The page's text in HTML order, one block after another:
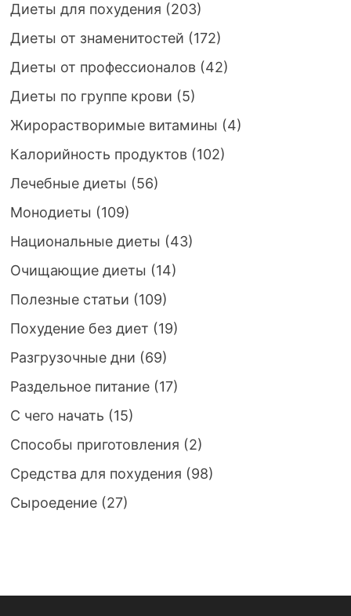
Диеты для похудения (203)
Диеты от знаменитостей (172)
Диеты от профессионалов(42)
Диеты по группе крови (5)
Жирорастворимые витамины (4)
Калорийность продуктов(102)
Лечебные диеты (56)
Монодиеты (109)
Национальные диеты (43)
Очищающие диеты (14)
Полезные статьи (109)
Похудение без диет (19)
Разгрузочные дни (69)
Раздельное питание(17)
С чего начать (15)
Способы приготовления (2)
Средства для похудения (98)
Сыроедение(27)